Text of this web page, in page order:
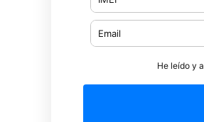
He leído y